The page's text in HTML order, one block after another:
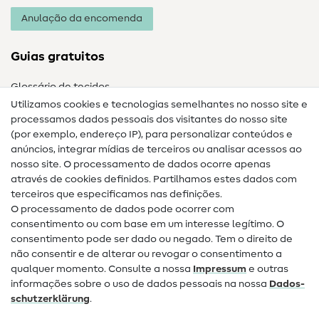
Anulação da encomenda
Guias gratuitos
Glossário de tecidos
Guias de costura
Ajuda e contacto
Contacto
Mudança de proprietário
Perguntas frequentes (FAQ)
Direito de cancelamento
Popular
Utilizamos cookies e tecnologias semelhantes no nosso site e
processamos dados pessoais dos visitantes do nosso site
(por exemplo, endereço IP), para personalizar conteúdos e
anúncios, integrar mídias de terceiros ou analisar acessos ao
nosso site. O processamento de dados ocorre apenas
através de cookies definidos. Partilhamos estes dados com
terceiros que especificamos nas definições.
O processamento de dados pode ocorrer com
consentimento ou com base em um interesse legítimo. O
consentimento pode ser dado ou negado. Tem o direito de
não consentir e de alterar ou revogar o consentimento a
qualquer momento. Consulte a nossa Impressum e outras
informações sobre o uso de dados pessoais na nossa Dados­
schutz­erklärung.